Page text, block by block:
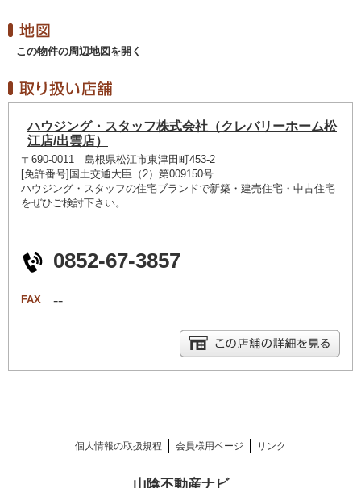
この物件の周辺地図を開く
ハウジング・スタッフ株式会社（クレバリーホーム松
江店/出雲店）
〒690-0011 島根県松江市東津田町453-2
[免許番号]国土交通大臣（2）第009150号
ハウジング・スタッフの住宅ブランドで新築・建売住宅・中古住宅
をぜひご検討下さい。
0852-67-3857
FAX --
個人情報の取扱規程 会員様用ページ リンク
山陰不動産ナビ